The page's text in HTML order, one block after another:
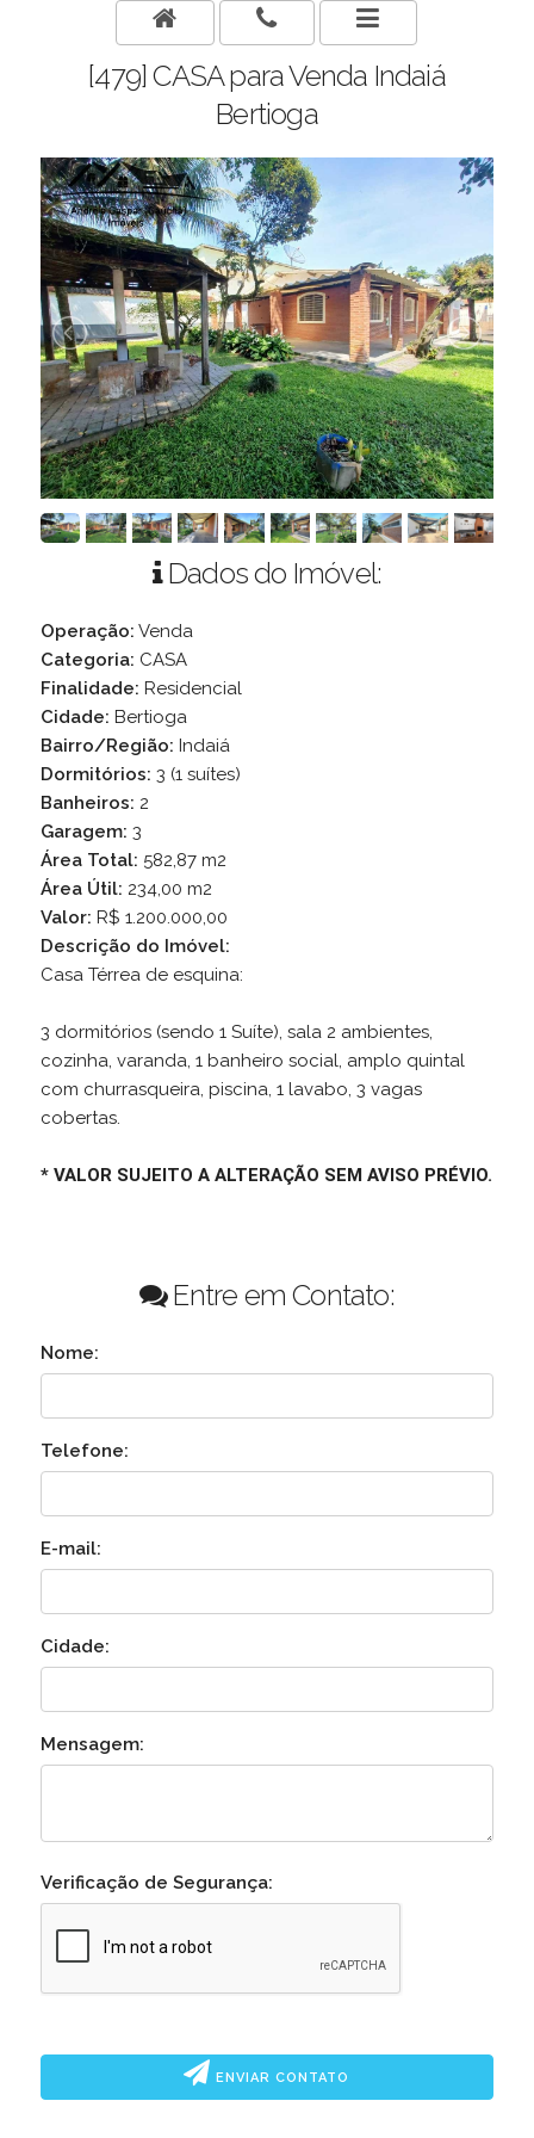
[479] CASA para Venda Indaiá
Bertioga
Dados do Imóvel:
Operação: Venda
Categoria: CASA
Finalidade: Residencial
Cidade: Bertioga
Bairro/Região: Indaiá
Dormitórios: 3 (1 suítes)
Banheiros: 2
Garagem: 3
Área Total: 582,87 m2
Área Útil: 234,00 m2
Valor: R$ 1.200.000,00
Descrição do Imóvel:
Casa Térrea de esquina:
3 dormitórios (sendo 1 Suíte), sala 2 ambientes,
cozinha, varanda, 1 banheiro social, amplo quintal
com churrasqueira, piscina, 1 lavabo, 3 vagas
cobertas.
* VALOR SUJEITO A ALTERAÇÃO SEM AVISO PRÉVIO.
Entre em Contato:
Nome:
Telefone:
E-mail:
Cidade:
Mensagem:
Verificação de Segurança:
ENVIAR CONTATO